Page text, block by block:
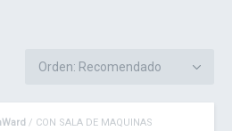
/ CON SALA DE MAQUINAS